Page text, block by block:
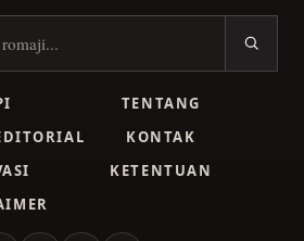
TENTANG
KONTAK
KETENTUAN